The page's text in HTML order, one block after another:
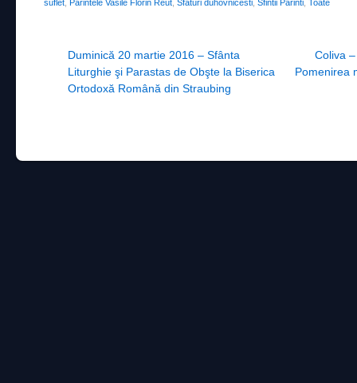
suflet
Parintele Vasile Florin Reut Sfaturi duhovnicesti Sfintii Parinti Toate
Post navigation
Duminică 20 martie 2016 – Sfânta
Liturghie şi Parastas de Obşte la Biserica
Ortodoxă Română din Straubing
Coliva
Pomenirea